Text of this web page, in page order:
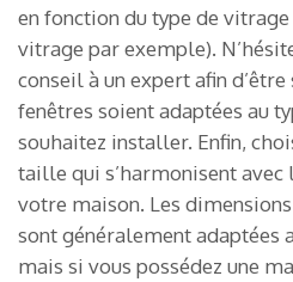
en fonction du type de
vitrage par exemple).
conseil à un expert afin
fenêtres soient adaptées au
souhaitez installer. Enfin,
taille qui s’harmonisent
votre maison. Les
sont généralement adaptées
mais si vous possédez une